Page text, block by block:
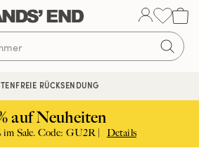
RÜCKSENDUNG
auf Neuheiten
im Sale. Code: GU2R | Details